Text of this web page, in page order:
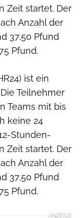
Zeit startet. Der
Anzahl der
37,50 Pfund
Pfund.
ist ein
Teilnehmer
Teams mit bis
keine 24
Stunden-
Zeit startet. Der
Anzahl der
37,50 Pfund
Pfund.
ANZEIGE